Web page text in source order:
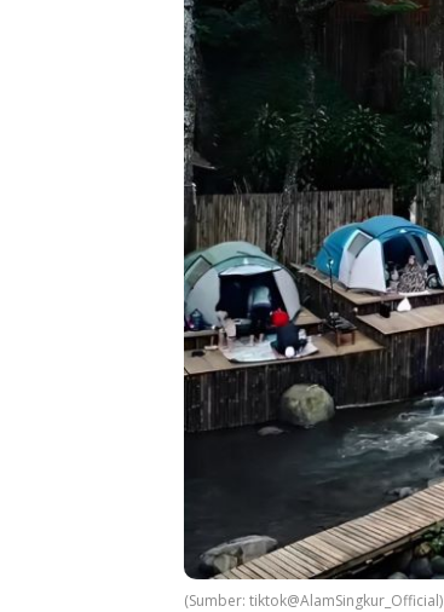
(Sumber: tiktok@AlamSingkur_Official)